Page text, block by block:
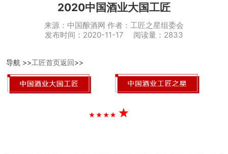
2020中国酒业大国工匠
来源：中国酿酒网 作者：工匠之星组委会
发布时间：2020-11-17 阅读量：2833
导航 >>工匠首页返回>>